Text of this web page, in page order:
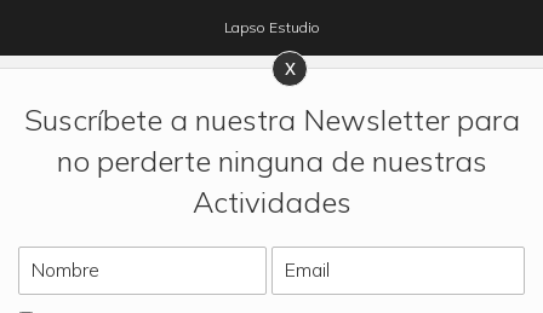
Lapso Estudio
Suscríbete a nuestra Newsletter para
no perderte ninguna de nuestras
Actividades